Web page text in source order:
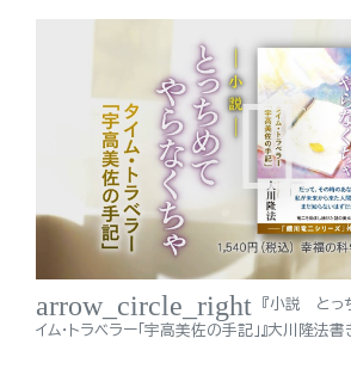
arrow_circle_right
『小説 とっ
イム・トラベラー「宇高美佐の手記」』大川隆法